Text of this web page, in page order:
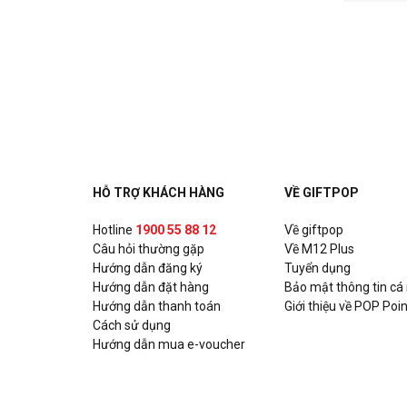
HỖ TRỢ KHÁCH HÀNG
Hotline 1900 55 88 12
Câu hỏi thường gặp
Hướng dẫn đăng ký
Hướng dẫn đặt hàng
Hướng dẫn thanh toán
Cách sử dụng
Hướng dẫn mua e-voucher
VỀ GIFTPOP
Về giftpop
Về M12 Plus
Tuyển dụng
Bảo mật thông tin cá
Giới thiệu về POP